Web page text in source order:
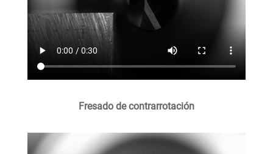
Fresado de contrarrotación